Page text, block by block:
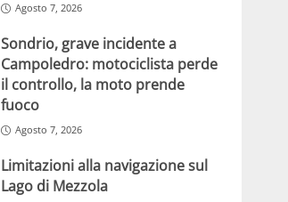
Agosto 7, 2026
Sondrio, grave incidente a
Campoledro: motociclista perde
il controllo, la moto prende
fuoco
Agosto 7, 2026
Limitazioni alla navigazione sul
Lago di Mezzola